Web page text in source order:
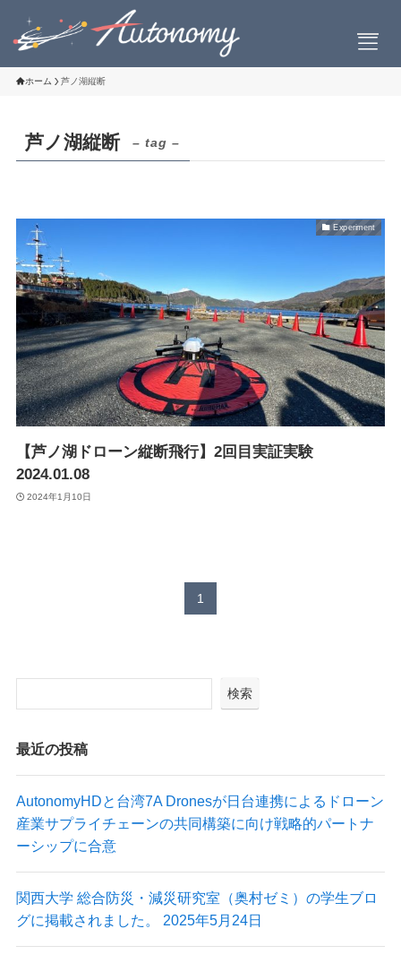
社長挨拶
設立について
お問い合わせ
製品情報
Suveyor-X
Suveyor-Ⅱ
Suveyor-Ⅲ
Suveyor-Ⅳ
ドローン操縦士（プロパイロット）派遣
画像解析システム
委託業務（実証実験）
ニュース
ホーム 芦ノ湖縦断
芦ノ湖縦断 – tag –
Experiment
【芦ノ湖ドローン縦断飛行】2回目実証実験
2024.01.08
2024年1月10日
1
検索
最近の投稿
AutonomyHDと台湾7A Dronesが日台連携によるドローン
産業サプライチェーンの共同構築に向け戦略的パートナ
ーシップに合意
関西大学 総合防災・減災研究室（奥村ゼミ）の学生ブロ
グに掲載されました。 2025年5月24日